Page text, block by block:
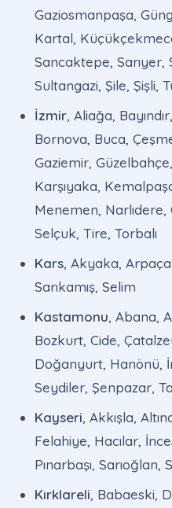
Gaziosmanpaşa,
Kartal,
Sancaktepe, Sarıyer,
Sultangazi, Şile, Şişli,
İzmir, Aliağa,
Bornova, Buca,
Gaziemir,
Karşıyaka,
Menemen, Narlıdere,
Selçuk, Tire, Torbalı
Kars, Akyaka,
Sarıkamış, Selim
Kastamonu, Abana,
Bozkurt, Cide,
Doğanyurt, Hanönü,
Seydiler, Şenpazar,
Kayseri, Akkışla,
Felahiye, Hacılar,
Pınarbaşı, Sarıoğlan,
Kırklareli, Babaeski,